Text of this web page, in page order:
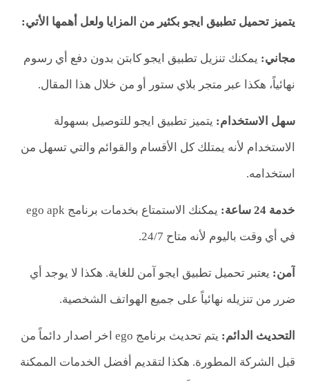
يتميز تحميل تطبيق ايجو بكثير من المزايا ولعل أهمها الأتي:
مجاني: يمكنك تنزيل تطبيق ايجو كابتن بدون دفع أي رسوم
نهائياً، هكذا عبر متجر بلاي ستور أو من خلال هذا المقال.
سهل الاستخدام: يتميز تطبيق ايجو للتوصيل بسهولة
الاستخدام لأنه يمتلك كل الأقسام والقوائم والتي تسهل من
استخدامه.
خدمة 24 ساعة:
يمكنك الاستمتاع بخدمات برنامج ego apk
في أي وقت باليوم لأنه متاح 24/7.
آمن: يعتبر تحميل تطبيق ايجو آمن للغاية. هكذا لا يوجد أي
ضرر من تنزيله نهائياً على جميع الهواتف الشخصية.
التحديث الدائم:
يتم تحديث برنامج ego اخر اصدار دائماً من
قبل الشركة المطورة. هكذا لتقديم أفضل الخدمات الممكنة